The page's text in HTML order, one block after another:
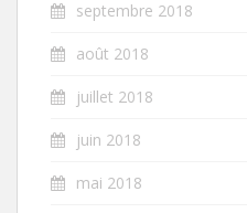
septembre 2018
août 2018
juillet 2018
juin 2018
mai 2018